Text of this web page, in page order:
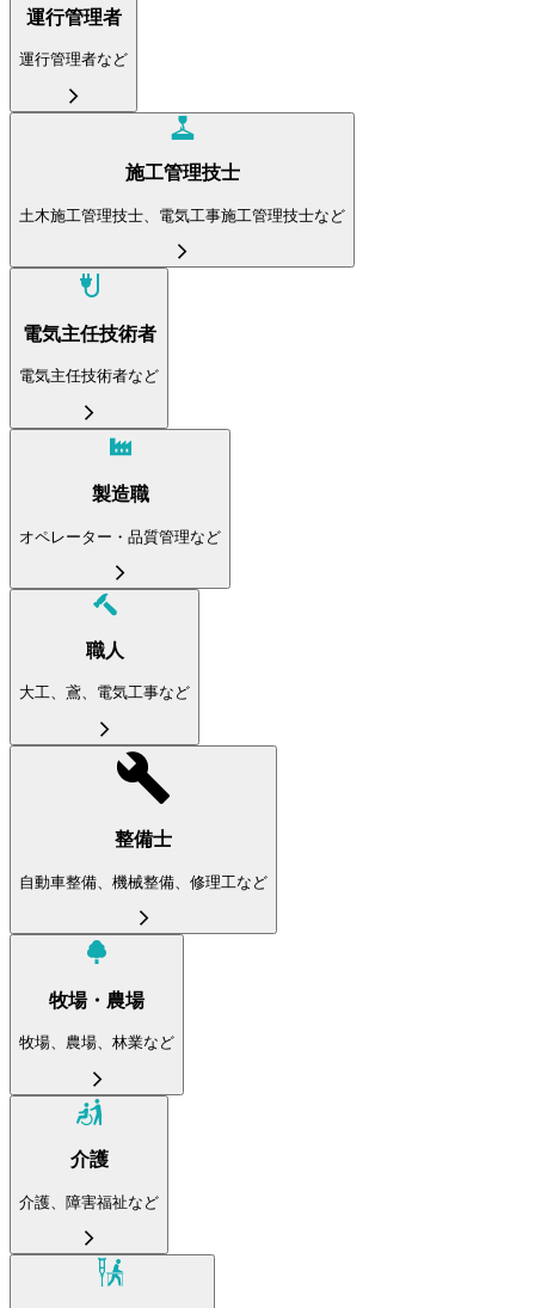
運行管理者
運行管理者など
施工管理技士
土木施工管理技士、電気工事施工管理技士など
電気主任技術者
電気主任技術者など
製造職
オペレーター・品質管理など
職人
大工、鳶、電気工事など
整備士
自動車整備、機械整備、修理工など
牧場・農場
牧場、農場、林業など
介護
介護、障害福祉など